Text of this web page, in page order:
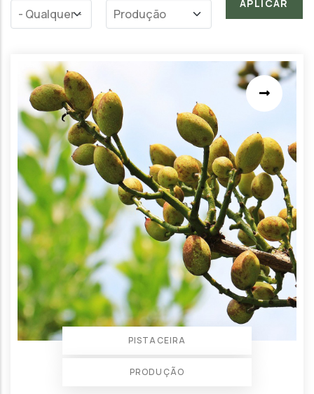
PISTACEIRA
PRODUÇÃO